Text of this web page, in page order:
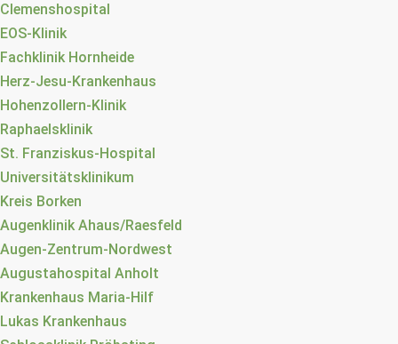
Clemenshospital
EOS-Klinik
Fachklinik Hornheide
Herz-Jesu-Krankenhaus
Hohenzollern-Klinik
Raphaelsklinik
St. Franziskus-Hospital
Universitätsklinikum
Kreis Borken
Augenklinik Ahaus/Raesfeld
Augen-Zentrum-Nordwest
Augustahospital Anholt
Krankenhaus Maria-Hilf
Lukas Krankenhaus